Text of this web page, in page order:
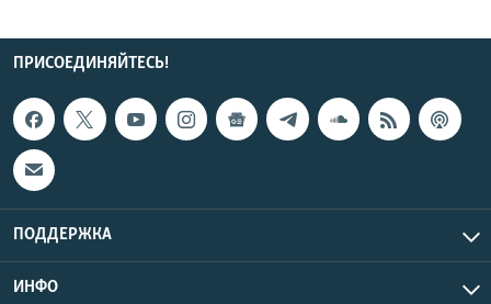
ПРИСОЕДИНЯЙТЕСЬ!
ПОДДЕРЖКА
ИНФО